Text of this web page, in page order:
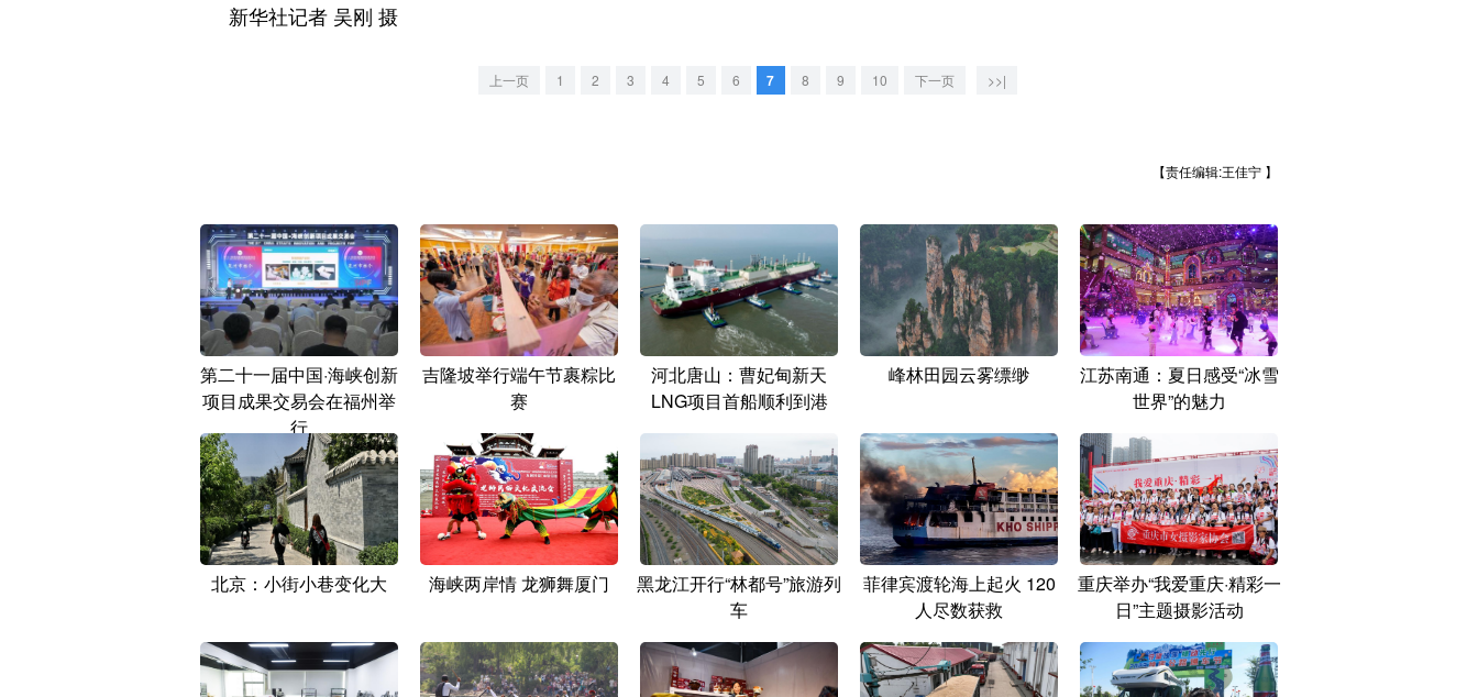
新华社记者 吴刚 摄
上一页 1 2 3 4 5 6 7 8 9 10 下一页 >>|
【责任编辑:王佳宁 】
第二十一届中国·海峡创新
项目成果交易会在福州举
行
吉隆坡举行端午节裹粽比
赛
河北唐山：曹妃甸新天
LNG项目首船顺利到港
峰林田园云雾缥缈
江苏南通：夏日感受“冰雪
世界”的魅力
北京：小街小巷变化大 海峡两岸情 龙狮舞厦门
黑龙江开行“林都号”旅游列
车
菲律宾渡轮海上起火 120
人尽数获救
重庆举办“我爱重庆·精彩一
日”主题摄影活动